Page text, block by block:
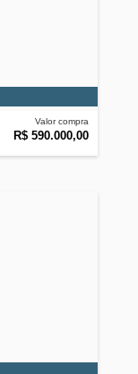
Valor compra
R$ 590.000,00